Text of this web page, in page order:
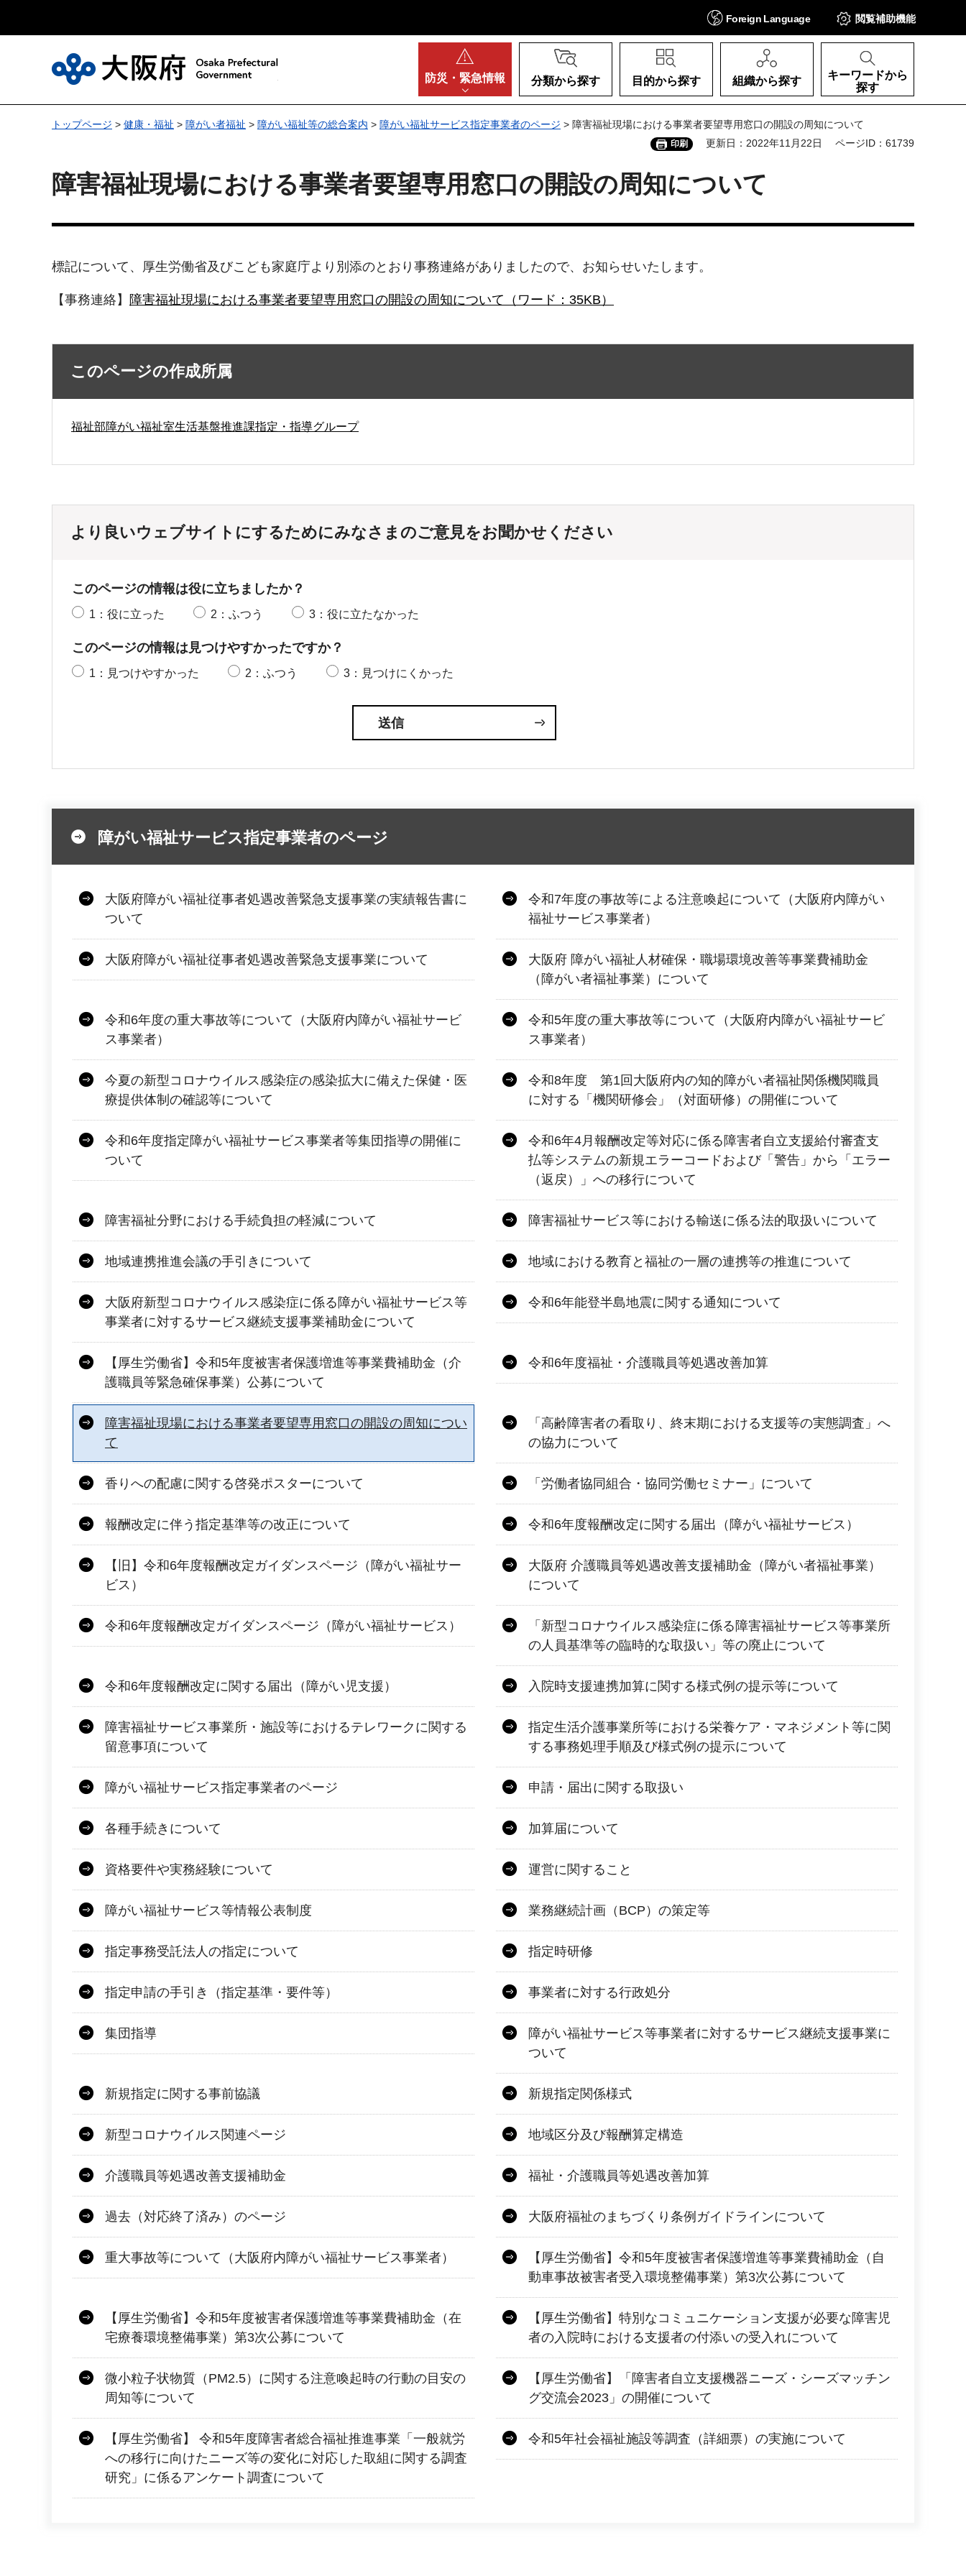
Foreign Language 閲覧補助機能
防災・ 緊急情報 分類から探す 目的から探す 組織から探す
キーワードから
探す
トップページ > 健康・福祉 > 障がい者福祉 > 障がい福祉等の総合案内 > 障がい福祉サービス指定事業者のページ > 障害福祉現場における事業者要望専用窓口の開設の周知について
印刷 更新日：2022年11月22日 ページID：61739
障害福祉現場における事業者要望専用窓口の開設の周知について
標記について、厚生労働省及びこども家庭庁より別添のとおり事務連絡がありましたので、お知らせいたします。
【事務連絡】 障害福祉現場における事業者要望専用窓口の開設の周知について（ワード：35KB）
このページの作成所属
福祉部障がい福祉室生活基盤推進課指定・指導グループ
より良いウェブサイトにするためにみなさまのご意見をお聞かせください
このページの情報は役に立ちましたか？
1：役に立った 2：ふつう 3：役に立たなかった
このページの情報は見つけやすかったですか？
1：見つけやすかった 2：ふつう 3：見つけにくかった
障がい福祉サービス指定事業者のページ
大阪府障がい福祉従事者処遇改善緊急支援事業の実績報告書に
ついて
令和7年度の事故等による注意喚起について（大阪府内障がい
福祉サービス事業者）
大阪府障がい福祉従事者処遇改善緊急支援事業について
大阪府 障がい福祉人材確保・職場環境改善等事業費補助金
（障がい者福祉事業）について
令和6年度の重大事故等について（大阪府内障がい福祉サービ
ス事業者）
令和5年度の重大事故等について（大阪府内障がい福祉サービ
ス事業者）
今夏の新型コロナウイルス感染症の感染拡大に備えた保健・医
療提供体制の確認等について
令和8年度 第1回大阪府内の知的障がい者福祉関係機関職員
に対する「機関研修会」（対面研修）の開催について
令和6年度指定障がい福祉サービス事業者等集団指導の開催に
ついて
令和6年4月報酬改定等対応に係る障害者自立支援給付審査支
払等システムの新規エラーコードおよび「警告」から「エラー
（返戻）」への移行について
障害福祉分野における手続負担の軽減について 障害福祉サービス等における輸送に係る法的取扱いについて
地域連携推進会議の手引きについて 地域における教育と福祉の一層の連携等の推進について
大阪府新型コロナウイルス感染症に係る障がい福祉サービス等
事業者に対するサービス継続支援事業補助金について
令和6年能登半島地震に関する通知について
【厚生労働省】令和5年度被害者保護増進等事業費補助金（介
護職員等緊急確保事業）公募について
令和6年度福祉・介護職員等処遇改善加算
障害福祉現場における事業者要望専用窓口の開設の周知につい
て
「高齢障害者の看取り、終末期における支援等の実態調査」へ
の協力について
香りへの配慮に関する啓発ポスターについて 「労働者協同組合・協同労働セミナー」について
報酬改定に伴う指定基準等の改正について 令和6年度報酬改定に関する届出（障がい福祉サービス）
【旧】令和6年度報酬改定ガイダンスページ（障がい福祉サー
ビス）
大阪府 介護職員等処遇改善支援補助金（障がい者福祉事業）
について
令和6年度報酬改定ガイダンスページ（障がい福祉サービス）
「新型コロナウイルス感染症に係る障害福祉サービス等事業所
の人員基準等の臨時的な取扱い」等の廃止について
令和6年度報酬改定に関する届出（障がい児支援） 入院時支援連携加算に関する様式例の提示等について
障害福祉サービス事業所・施設等におけるテレワークに関する
留意事項について
指定生活介護事業所等における栄養ケア・マネジメント等に関
する事務処理手順及び様式例の提示について
障がい福祉サービス指定事業者のページ 申請・届出に関する取扱い
各種手続きについて 加算届について
資格要件や実務経験について 運営に関すること
障がい福祉サービス等情報公表制度 業務継続計画（BCP）の策定等
指定事務受託法人の指定について 指定時研修
指定申請の手引き（指定基準・要件等） 事業者に対する行政処分
集団指導
障がい福祉サービス等事業者に対するサービス継続支援事業に
ついて
新規指定に関する事前協議 新規指定関係様式
新型コロナウイルス関連ページ 地域区分及び報酬算定構造
介護職員等処遇改善支援補助金 福祉・介護職員等処遇改善加算
過去（対応終了済み）のページ 大阪府福祉のまちづくり条例ガイドラインについて
重大事故等について（大阪府内障がい福祉サービス事業者）
【厚生労働省】令和5年度被害者保護増進等事業費補助金（自
動車事故被害者受入環境整備事業）第3次公募について
【厚生労働省】令和5年度被害者保護増進等事業費補助金（在
宅療養環境整備事業）第3次公募について
【厚生労働省】特別なコミュニケーション支援が必要な障害児
者の入院時における支援者の付添いの受入れについて
微小粒子状物質（PM2.5）に関する注意喚起時の行動の目安の
周知等について
【厚生労働省】「障害者自立支援機器ニーズ・シーズマッチン
グ交流会2023」の開催について
【厚生労働省】 令和5年度障害者総合福祉推進事業「一般就労
への移行に向けたニーズ等の変化に対応した取組に関する調査
研究」に係るアンケート調査について
令和5年社会福祉施設等調査（詳細票）の実施について